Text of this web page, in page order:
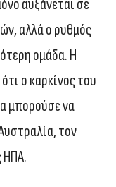
αυξάνεται σε
αλλά ο ρυθμός
ομάδα. Η
ο καρκίνος του
μπορούσε να
τον
ΗΠΑ.